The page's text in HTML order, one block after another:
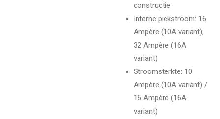
constructie
Interne piekstroom: 16
Ampère (10A variant);
32 Ampère (16A
variant)
Stroomsterkte: 10
Ampère (10A variant) /
16 Ampère (16A
variant)